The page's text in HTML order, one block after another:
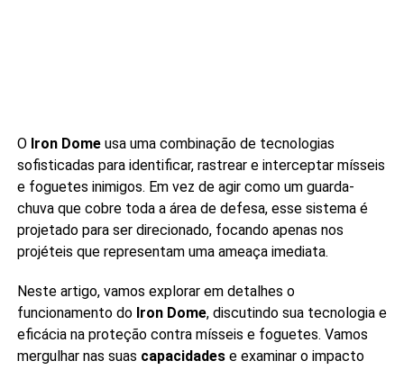
O Iron Domeusa uma combinação de tecnologias
sofisticadas para identificar, rastrear e interceptar mísseis
e foguetes inimigos. Em vez de agir como um guarda-
chuva que cobre toda a área de defesa, esse sistema é
projetado para ser direcionado, focando apenas nos
projéteis que representam uma ameaça imediata.
Neste artigo, vamos explorar em detalhes o
funcionamento do Iron Dome, discutindo sua tecnologia e
eficácia na proteção contra mísseis e foguetes. Vamos
mergulhar nas suas capacidadese examinar o impacto